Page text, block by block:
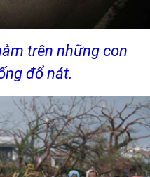
trên những con
đổ nát.